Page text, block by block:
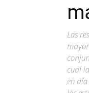
Las
cual
en